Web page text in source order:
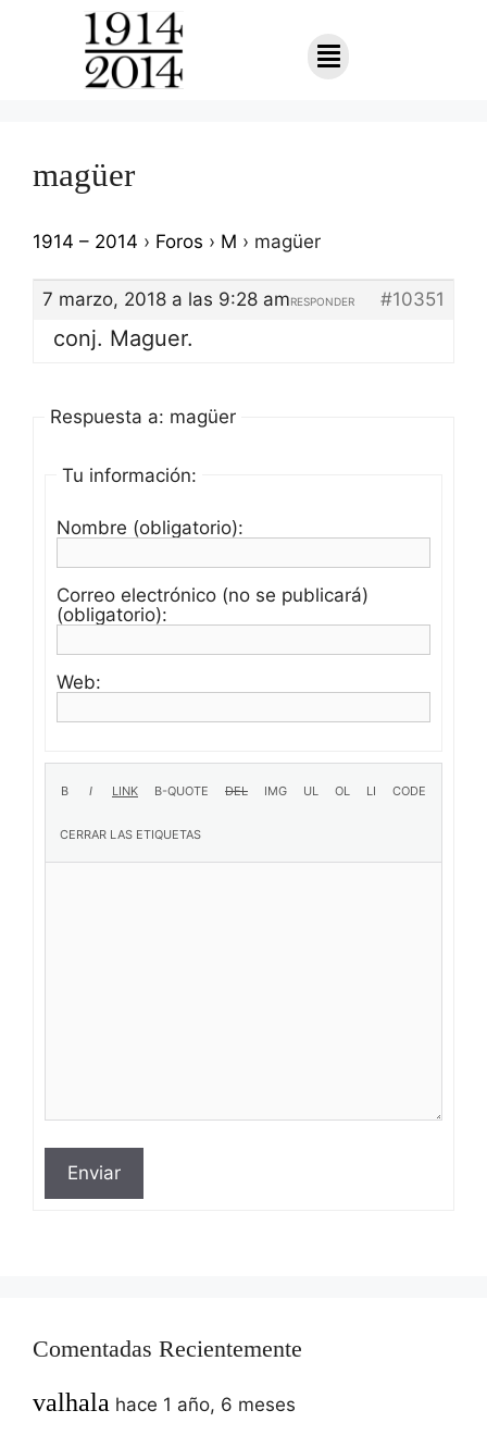
magüer
1914 – 2014 › Foros › M › magüer
7 marzo, 2018 a las 9:28 am #10351
RESPONDER
conj. Maguer.
Respuesta a: magüer
Tu información:
Nombre (obligatorio):
Correo electrónico (no se publicará)
(obligatorio):
Web:
Enviar
Comentadas Recientemente
valhala hace 1 año, 6 meses